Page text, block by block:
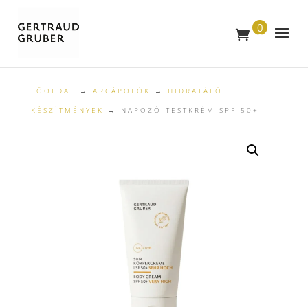
0
T
M
FŐOLDAL → ARCÁPOLÓK → HIDRATÁLÓ
KÉSZÍTMÉNYEK
→ NAPOZÓ TESTKRÉM SPF 50+